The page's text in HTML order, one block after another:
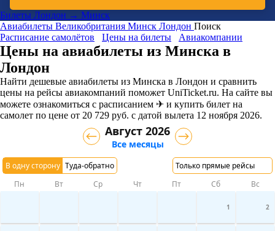
Билеты Лондон → Минск
Авиабилеты Великобритания Минск Лондон Поиск
Расписание самолётов
Цены на билеты Авиакомпании
Цены на авиабилеты из Минска в
Лондон
Найти дешевые авиабилеты из Минска в Лондон и сравнить
цены на рейсы авиакомпаний поможет UniTicket.ru. На сайте вы
можете ознакомиться с расписанием ✈ и купить билет на
самолет по цене от 20 729 руб. с датой вылета 12 ноября 2026.
В одну сторону Туда-обратно Только прямые рейсы
Август 2026
Все месяцы
Пн Вт Ср Чт Пт Сб Вс
1 2